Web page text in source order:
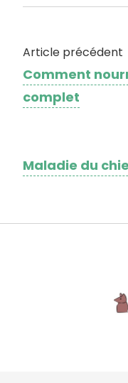
Article précédent
Comment
complet
Maladie du